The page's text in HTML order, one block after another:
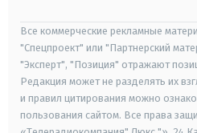
Все коммерческие рекламные
"Спецпроект" или "Партнерский
"Эксперт", "Позиция" отражают
Редакция может не разделять их
и правил цитирования можно
пользования сайтом. Все права